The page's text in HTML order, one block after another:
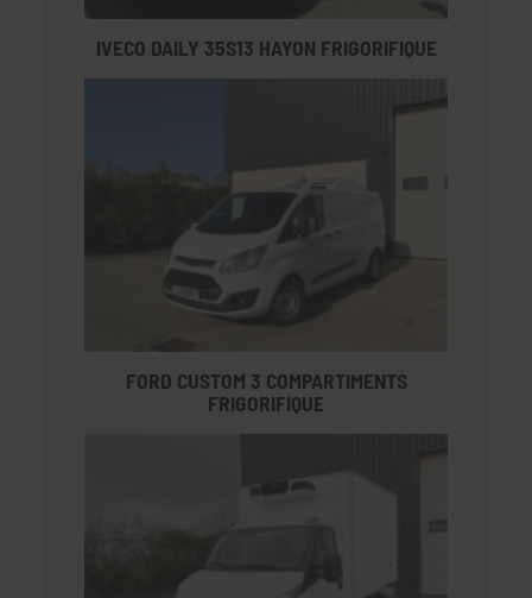
IVECO DAILY 35S13 HAYON FRIGORIFIQUE
FORD CUSTOM 3 COMPARTIMENTS
FRIGORIFIQUE